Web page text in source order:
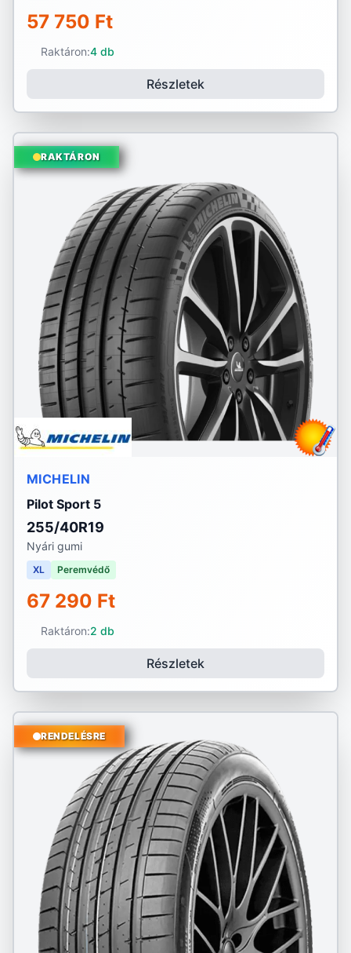
57 750 Ft
Raktáron:4 db
Részletek
RAKTÁRON
MICHELIN
Pilot Sport 5
255/40R19
Nyári gumi
XL Peremvédő
67 290 Ft
Raktáron:2 db
Részletek
RENDELÉSRE